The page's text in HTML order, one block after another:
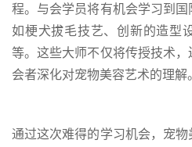
程。与会学员将有机会学习到
如梗犬拔毛技艺、创新的造型
等。这些大师不仅将传授技术
会者深化对宠物美容艺术的理解。
通过这次难得的学习机会，宠